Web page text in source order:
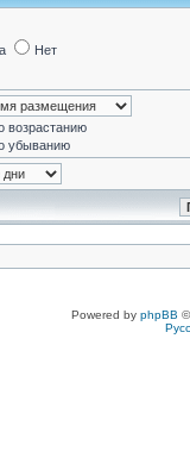
Нет
возрастанию
убыванию
Powered by phpBB